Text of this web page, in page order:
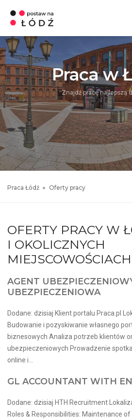
Praca w
Znajdź pracę najlepszą
Praca Łódź Oferty pracy
OFERTY PRACY W
I OKOLICZNYCH
MIEJSCOWOŚCIACH
AGENT
UBEZPIECZENIOWA
Dodane: dzisiaj Klient portalu Praca.pl
Budowanie i pozyskiwanie własnego
biznesowych Analiza potrzeb klientów
ubezpieczeniowych Prowadzenie
online i...
GL ACCOUNTANT WITH
Dodane: dzisiaj HTH Recruitment
Roles & Responsibilities: Maintenance